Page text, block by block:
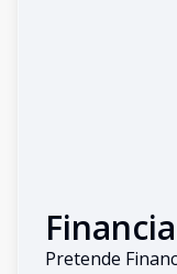
Pretende